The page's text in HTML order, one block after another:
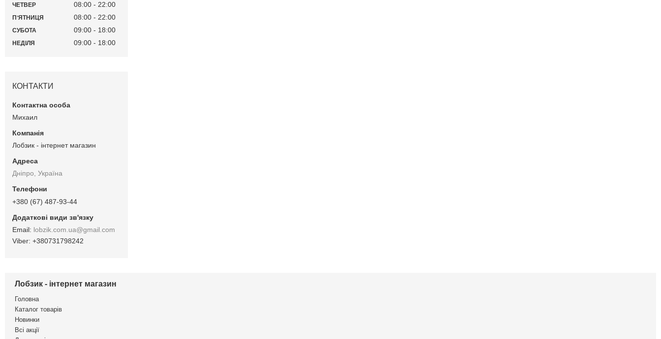
ЧЕТВЕР 08:00 22:00
ПʼЯТНИЦЯ 08:00 22:00
СУБОТА 09:00 18:00
НЕДІЛЯ 09:00 18:00
КОНТАКТИ
Михаил
Лобзик - інтернет магазин
Дніпро, Україна
+380 (67) 487-93-44
lobzik.com.ua@gmail.com
+380731798242
Лобзик - інтернет магазин
Головна
Каталог товарів
Новинки
Всі акції